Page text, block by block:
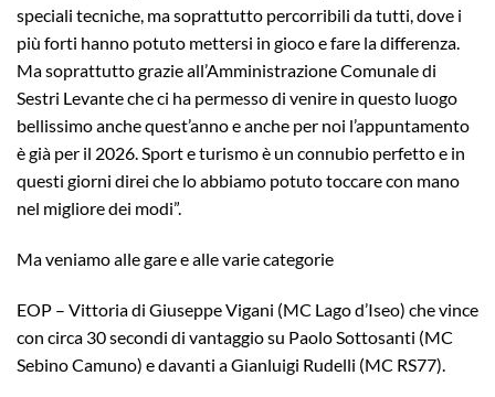
speciali tecniche, ma soprattutto percorribili da tutti, dove i
più forti hanno potuto mettersi in gioco e fare la differenza.
Ma soprattutto grazie all’Amministrazione Comunale di
Sestri Levante che ci ha permesso di venire in questo luogo
bellissimo anche quest’anno e anche per noi l’appuntamento
è già per il 2026. Sport e turismo è un connubio perfetto e in
questi giorni direi che lo abbiamo potuto toccare con mano
nel migliore dei modi”.
Ma veniamo alle gare e alle varie categorie
EOP – Vittoria di Giuseppe Vigani (MC Lago d’Iseo) che vince
con circa 30 secondi di vantaggio su Paolo Sottosanti (MC
Sebino Camuno) e davanti a Gianluigi Rudelli (MC RS77).